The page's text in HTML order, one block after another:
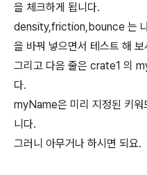
을 체크하게 됩니다.
density,friction,bounce 는
을 바꿔 넣으면서 테스트 해
그리고 다음 줄은 crate1 의
다.
myName은 미리 지정된 키워
니다.
그러니 아무거나 하시면 되요.